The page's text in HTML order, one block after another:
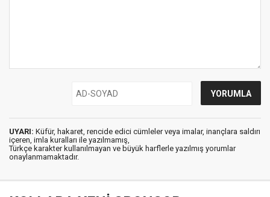
UYARI: Küfür, hakaret, rencide edici cümleler veya imalar, inançlara saldırı
içeren, imla kuralları ile yazılmamış,
Türkçe karakter kullanılmayan ve büyük harflerle yazılmış yorumlar
onaylanmamaktadır.